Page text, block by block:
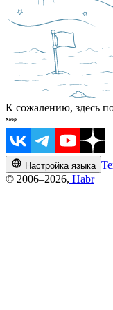
К сожалению, здесь
Настройка языка
© 2006–2026, Habr